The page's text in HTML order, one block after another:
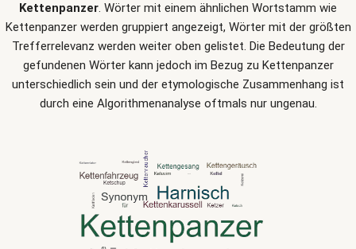
Kettenpanzer. Wörter mit einem ähnlichen Wortstamm wie
Kettenpanzer werden gruppiert angezeigt, Wörter mit der größten
Trefferrelevanz werden weiter oben gelistet. Die Bedeutung der
gefundenen Wörter kann jedoch im Bezug zu Kettenpanzer
unterschiedlich sein und der etymologische Zusammenhang ist
durch eine Algorithmenanalyse oftmals nur ungenau.